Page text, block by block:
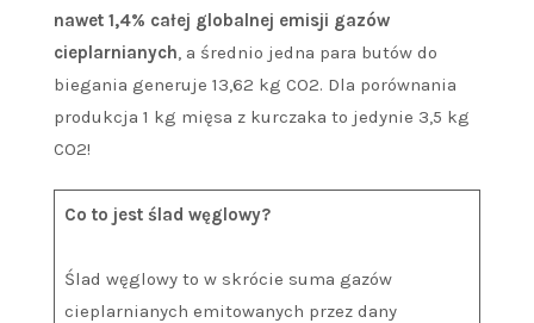
nawet 1,4% całej globalnej emisji gazów
cieplarnianych, a średnio jedna para butów do
biegania generuje 13,62 kg CO2. Dla porównania
produkcja 1 kg mięsa z kurczaka to jedynie 3,5 kg
CO2!
Co to jest ślad węglowy?
Ślad węglowy to w skrócie suma gazów
cieplarnianych emitowanych przez dany